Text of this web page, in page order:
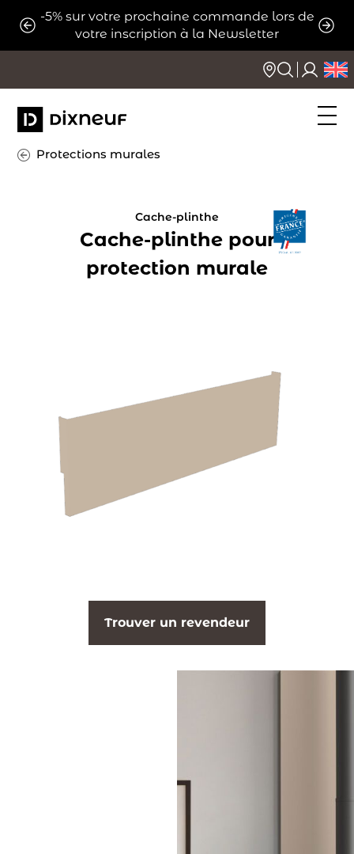
-5% sur votre prochaine commande lors de
votre inscription à la Newsletter
Protections murales
Cache-plinthe
Cache-plinthe pour
protection murale
Trouver un revendeur